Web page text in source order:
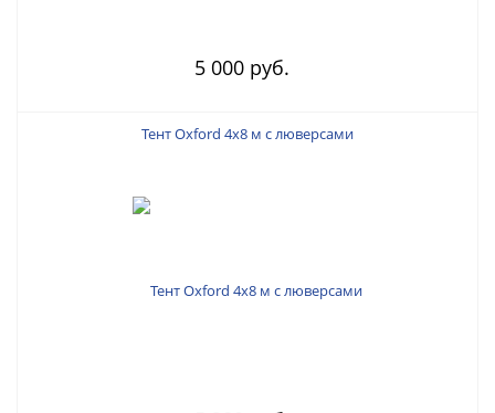
5 000 руб.
Тент Oxford 4х8 м с люверсами